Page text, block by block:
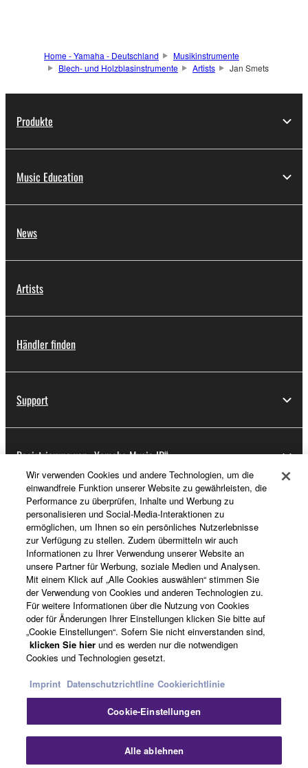
Home - Yamaha - Deutschland
Musikinstrumente
Blech- und Holzblasinstrumente
Artists Jan Smets
Produkte
Music Education
News
Artists
Händler finden
Support
Registrierung von „Yamaha Music ID“
Über Yamaha
Deutschland - German
Business
KontaktNutzungsbedingungenDatenschutzerklärung
CookierichtlinieImpressum
Wir verwenden Cookies und andere Technologien, um die
einwandfreie Funktion unserer Website zu gewährleisten, die
Performance zu überprüfen, Inhalte und Werbung zu
personalisieren und Social-Media-Interaktionen zu
ermöglichen, um Ihnen so ein persönliches Nutzerlebnisse
zur Verfügung zu stellen. Zudem übermitteln wir auch
Informationen zu Ihrer Verwendung unserer Website an
unsere Partner für Werbung, soziale Medien und Analysen.
Mit einem Klick auf „Alle Cookies auswählen“ stimmen Sie
der Verwendung von Cookies und anderen Technologien zu.
Für weitere Informationen über die Nutzung von Cookies
oder für Änderungen Ihrer Einstellungen klicken Sie bitte auf
„Cookie Einstellungen“. Sofern Sie nicht einverstanden sind,
klicken Sie hier und es werden nur die notwendigen
Cookies und Technologien gesetzt.
Imprint Datenschutzrichtline Cookierichtlinie
Cookie-Einstellungen
Alle ablehnen